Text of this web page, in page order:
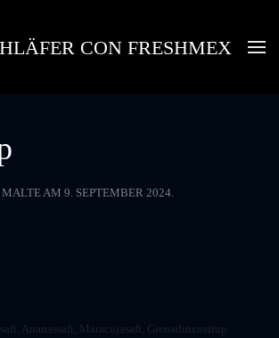
MALTEAM 9. SEPTEMBER 2024.
Ananassaft, Maracujasaft, Grenadinensirup